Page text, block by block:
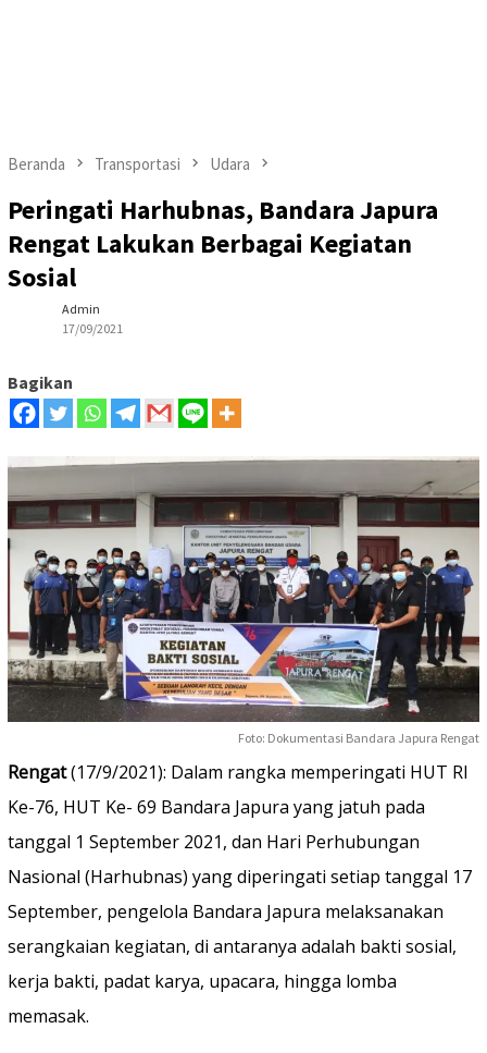
Beranda Transportasi Udara
Peringati Harhubnas, Bandara Japura
Rengat Lakukan Berbagai Kegiatan
Sosial
Admin
17/09/2021
Bagikan
Foto: Dokumentasi Bandara Japura Rengat
Rengat(17/9/2021): Dalam rangka memperingati HUT RI
Ke-76, HUT Ke- 69 Bandara Japura yang jatuh pada
tanggal 1 September 2021, dan Hari Perhubungan
Nasional (Harhubnas) yang diperingati setiap tanggal 17
September, pengelola Bandara Japura melaksanakan
serangkaian kegiatan, di antaranya adalah bakti sosial,
kerja bakti, padat karya, upacara, hingga lomba
memasak.